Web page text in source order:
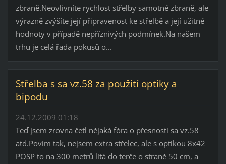
zbraně.Neovlivníte rychlost střelby samotné zbraně, ale
výrazně zvýšíte její připravenost ke střelbě a její užitné
hodnoty v případě nepříznivých podmínek.Na našem
trhu je celá řada pokusů o...
Střelba s sa vz.58 za použití optiky a
bipodu
24.12.2009 01:18
Teď jsem zrovna četl nějaká fóra o přesnosti sa vz.58
atd.Povím tak, nejsem extra střelec, ale s optikou 8x42
POSP to na 300 metrů lítá do terče o straně 50 cm, a